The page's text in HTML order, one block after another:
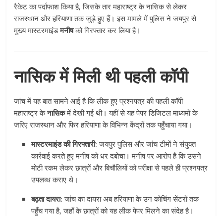
रैकेट का पर्दाफाश किया है, जिसके तार महाराष्ट्र के नासिक से लेकर
राजस्थान और हरियाणा तक जुड़े हुए हैं। इस मामले में पुलिस ने जयपुर से
मुख्य मास्टरमाइंडमनीषको गिरफ्तार कर लिया है।
नासिक में मिली थी पहली कॉपी
जांच में यह बात सामने आई है कि लीक हुए प्रश्नपत्र की पहली कॉपी
महाराष्ट्र केनासिकमें देखी गई थी। यहीं से यह पेपर डिजिटल माध्यमों के
जरिए राजस्थान और फिर हरियाणा के विभिन्न केंद्रों तक पहुँचाया गया।
मास्टरमाइंड की गिरफ्तारी: जयपुर पुलिस और जांच टीमों ने संयुक्त
कार्रवाई करते हुए मनीष को धर दबोचा। मनीष पर आरोप है कि उसने
मोटी रकम लेकर छात्रों और बिचौलियों को परीक्षा से पहले ही प्रश्नपत्र
उपलब्ध कराए थे।
बढ़ता दायरा: जांच का दायरा अब हरियाणा के उन कोचिंग सेंटरों तक
पहुँच गया है, जहाँ के छात्रों को यह लीक पेपर मिलने का संदेह है।